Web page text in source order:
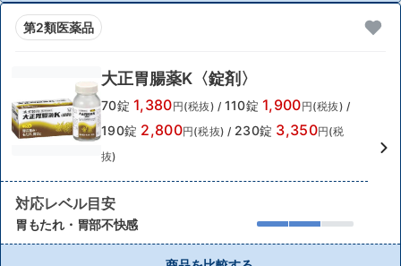
第2類医薬品
大正胃腸薬K〈錠剤〉
70錠 1,380円(税抜) / 110錠 1,900円(税抜) /
190錠 2,800円(税抜) / 230錠 3,350円(税
抜)
対応レベル目安
胃もたれ・胃部不快感